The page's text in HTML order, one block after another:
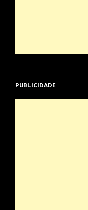
PUBLICIDADE